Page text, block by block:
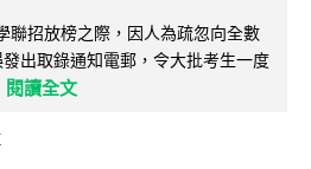
聯招放榜之際，因人為疏忽向全數
出取錄通知電郵，令大批考生一度
閱讀全文